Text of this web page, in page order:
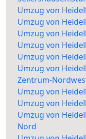
Umzug von
Umzug von
Umzug von
Umzug von
Umzug von
Umzug von
Zentrum-
Umzug von
Umzug von
Umzug von
Nord